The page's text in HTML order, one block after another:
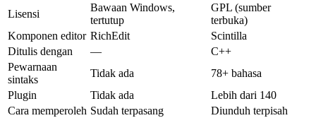
Lisensi
Bawaan Windows,
tertutup
GPL (sumber
terbuka)
Komponen editor RichEdit
Scintilla
Ditulis dengan
—
C++
Pewarnaan
sintaks
Tidak ada
78+ bahasa
Plugin
Tidak ada
Lebih dari 140
Cara memperoleh Sudah terpasang Diunduh terpisah